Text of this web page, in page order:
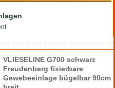
VLIESELINE G700 schwarz
Freudenberg fixierbare
Gewebeeinlage bügelbar 90cm